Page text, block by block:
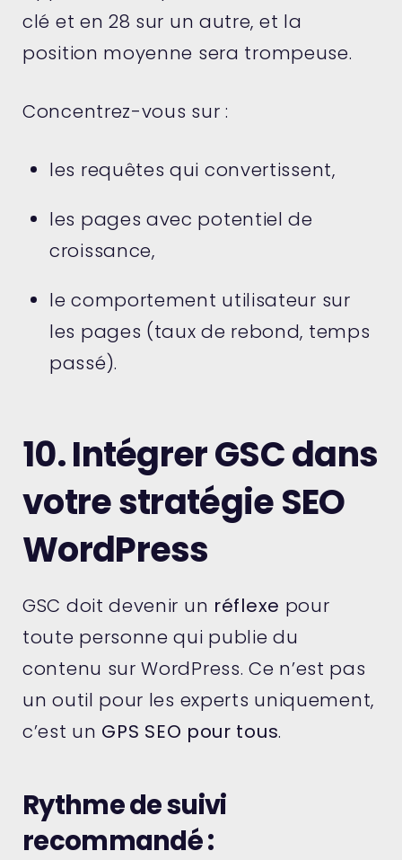
clé et en 28 sur un autre, et la
position moyenne sera trompeuse.
Concentrez-vous sur :
les requêtes qui convertissent,
les pages avec potentiel de
croissance,
le comportement utilisateur sur
les pages (taux de rebond, temps
passé).
10. Intégrer GSC dans
votre stratégie SEO
WordPress
GSC doit devenir un réflexe pour
toute personne qui publie du
contenu sur WordPress. Ce n’est pas
un outil pour les experts uniquement,
c’est un GPS SEO pour tous.
Rythme de suivi
recommandé :